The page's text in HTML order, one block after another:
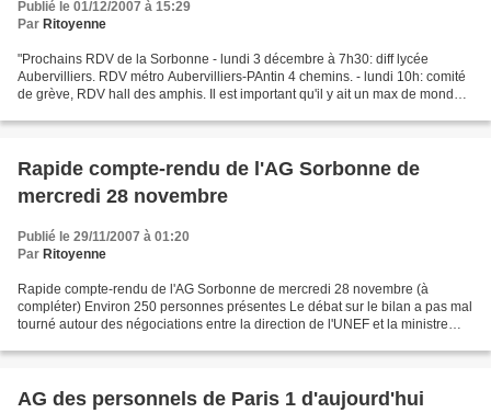
Publié le 01/12/2007 à 15:29
Par Ritoyenne
"Prochains RDV de la Sorbonne - lundi 3 décembre à 7h30: diff lycée
Aubervilliers. RDV métro Aubervilliers-PAntin 4 chemins. - lundi 10h: comité
de grève, RDV hall des amphis. Il est important qu'il y ait un max de monde,
Rapide compte-rendu de l'AG Sorbonne de
mercredi 28 novembre
Publié le 29/11/2007 à 01:20
Par Ritoyenne
Rapide compte-rendu de l'AG Sorbonne de mercredi 28 novembre (à
compléter) Environ 250 personnes présentes Le débat sur le bilan a pas mal
tourné autour des négociations entre la direction de l'UNEF et la ministre
AG des personnels de Paris 1 d'aujourd'hui